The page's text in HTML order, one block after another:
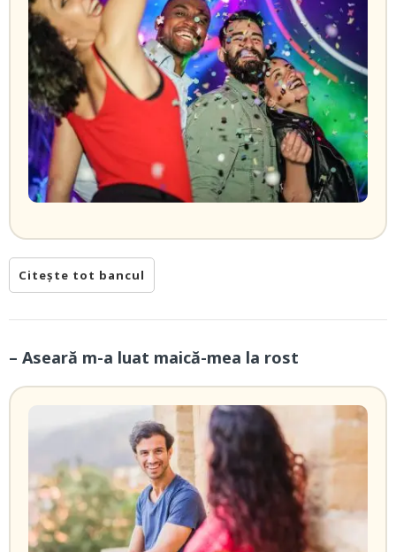
Citește tot bancul
– Aseară m-a luat maică-mea la rost